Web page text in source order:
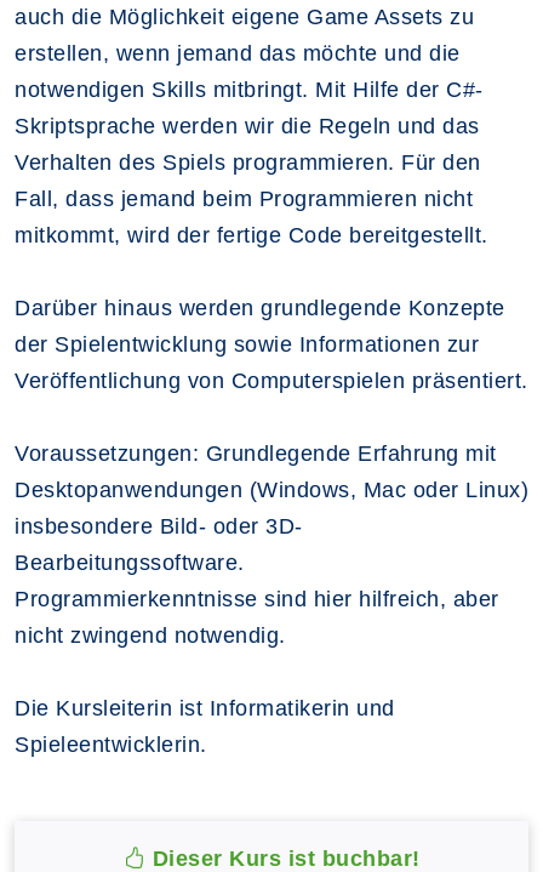
auch die Möglichkeit eigene Game Assets zu
erstellen, wenn jemand das möchte und die
notwendigen Skills mitbringt. Mit Hilfe der C#-
Skriptsprache werden wir die Regeln und das
Verhalten des Spiels programmieren. Für den
Fall, dass jemand beim Programmieren nicht
mitkommt, wird der fertige Code bereitgestellt.
Darüber hinaus werden grundlegende Konzepte
der Spielentwicklung sowie Informationen zur
Veröffentlichung von Computerspielen präsentiert.
Voraussetzungen: Grundlegende Erfahrung mit
Desktopanwendungen (Windows, Mac oder Linux)
insbesondere Bild- oder 3D-
Bearbeitungssoftware.
Programmierkenntnisse sind hier hilfreich, aber
nicht zwingend notwendig.
Die Kursleiterin ist Informatikerin und
Spieleentwicklerin.
Dieser Kurs ist buchbar!